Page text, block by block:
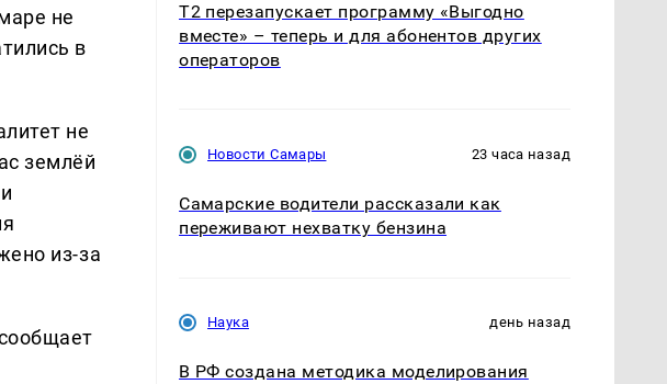
не
в
не
землёй
из-за
Т2 перезапускает программу «Выгодно
вместе» – теперь и для абонентов других
операторов
Новости Самары 23 часа назад
Самарские водители рассказали как
переживают нехватку бензина
Наука день назад
В РФ создана методика моделирования